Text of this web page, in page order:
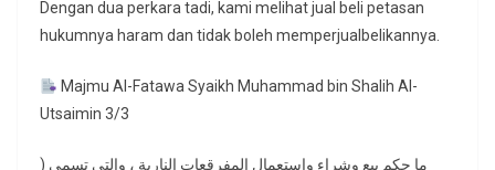
Dengan dua perkara tadi, kami melihat jual beli petasan
hukumnya haram dan tidak boleh memperjualbelikannya.
Majmu Al-Fatawa Syaikh Muhammad bin Shalih Al-
Utsaimin 3/3
ما حكم بيع وشراء واستعمال المفرقعات النارية ، والتي تسمى (